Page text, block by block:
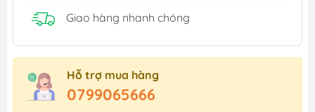
Giao hàng nhanh chóng
Hỗ trợ mua hàng
0799065666